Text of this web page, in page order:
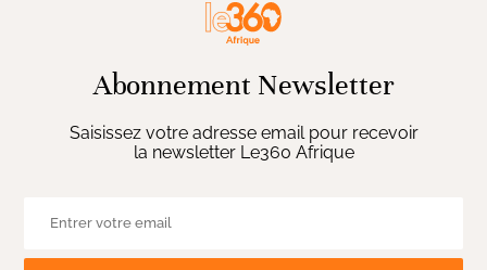
Abonnement Newsletter
Saisissez votre adresse email pour recevoir
la newsletter Le360 Afrique